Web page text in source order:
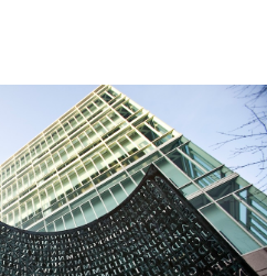
Altrecose
Mondiali calcio 2026